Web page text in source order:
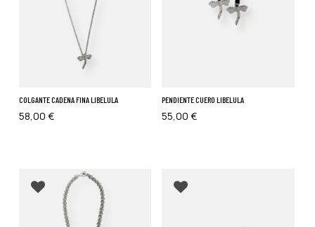
COLGANTE CADENA FINA LIBELULA
58,00 €
Añadir a favoritos
PENDIENTE CUERO LIBELULA
55,00€
Añadir a favoritos